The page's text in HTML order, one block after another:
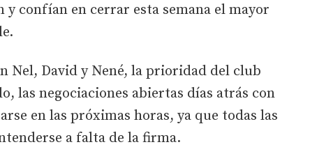
y confían en cerrar esta semana el mayor
Nel, David y Nené, la prioridad del club
las negociaciones abiertas días atrás con
en las próximas horas, ya que todas las
a falta de la firma.